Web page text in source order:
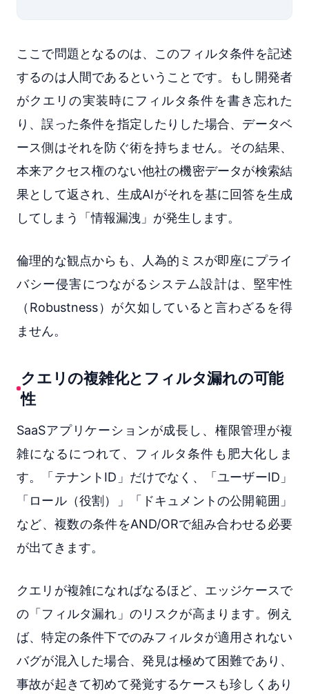
ここで問題となるのは、このフィルタ条件を記述
するのは人間であるということです。もし開発者
がクエリの実装時にフィルタ条件を書き忘れた
り、誤った条件を指定したりした場合、データベ
ース側はそれを防ぐ術を持ちません。その結果、
本来アクセス権のない他社の機密データが検索結
果として返され、生成AIがそれを基に回答を生成
してしまう「情報漏洩」が発生します。
倫理的な観点からも、人為的ミスが即座にプライ
バシー侵害につながるシステム設計は、堅牢性
（Robustness）が欠如していると言わざるを得
ません。
クエリの複雑化とフィルタ漏れの可能
性
SaaSアプリケーションが成長し、権限管理が複
雑になるにつれて、フィルタ条件も肥大化しま
す。「テナントID」だけでなく、「ユーザーID」
「ロール（役割）」「ドキュメントの公開範囲」
など、複数の条件をAND/ORで組み合わせる必要
が出てきます。
クエリが複雑になればなるほど、エッジケースで
の「フィルタ漏れ」のリスクが高まります。例え
ば、特定の条件下でのみフィルタが適用されない
バグが混入した場合、発見は極めて困難であり、
事故が起きて初めて発覚するケースも珍しくあり